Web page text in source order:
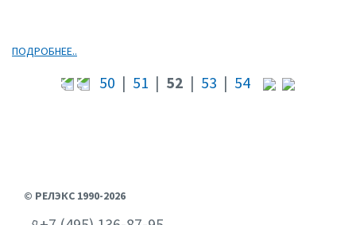
ПОДРОБНЕЕ..
50 | 51 | 52 | 53 | 54
© РЕЛЭКС 1990-2026